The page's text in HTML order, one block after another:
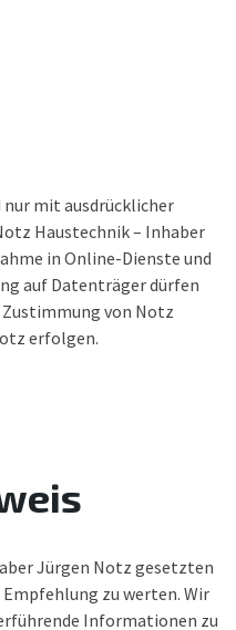
mit ausdrücklicher
Haustechnik – Inhaber
in Online-Dienste und
auf Datenträger dürfen
von Notz
erfolgen.
Jürgen Notz gesetzten
zu werten. Wir
Informationen zu